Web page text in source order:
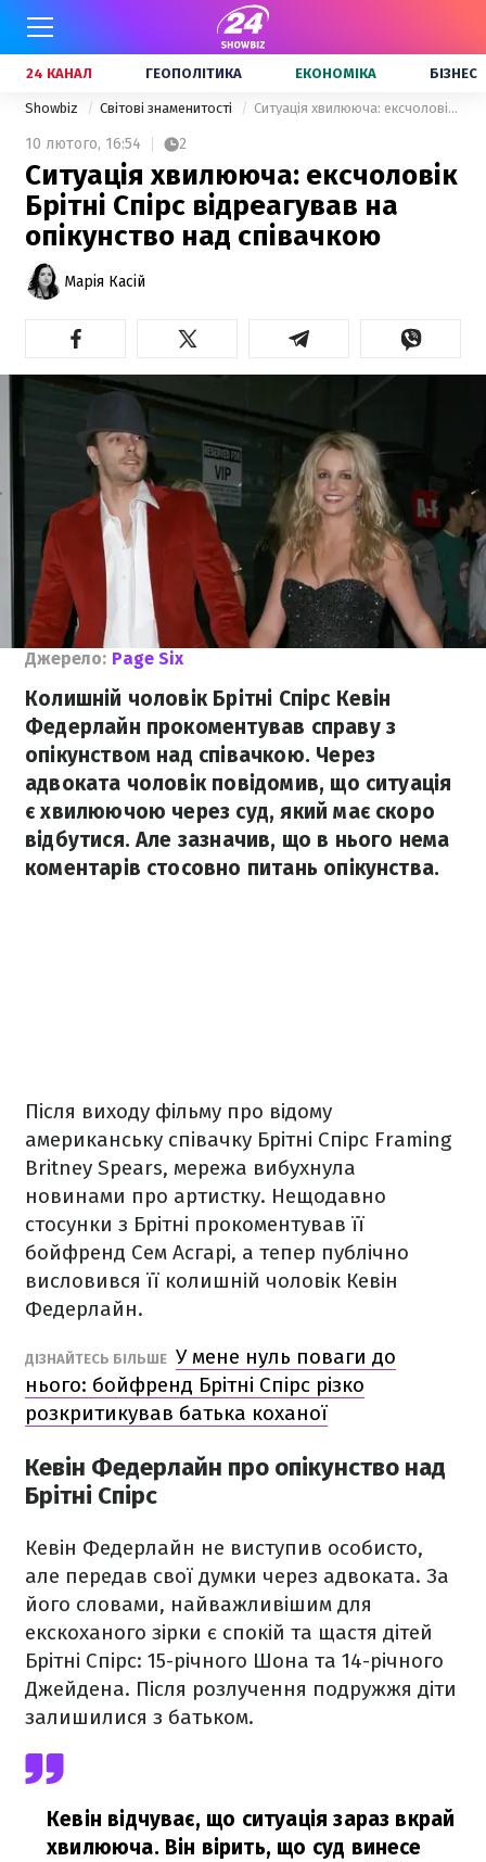
24 КАНАЛ ГЕОПОЛІТИКА ЕКОНОМІКА БІЗНЕС
Showbiz Світові знаменитості Ситуація хвилююча: ексчоловік Брітні Спірс відреагував на опікунство над співачкою
10 лютого, 16:54 2
Ситуація хвилююча: ексчоловік
Брітні Спірс відреагував на
опікунство над співачкою
Марія Касій
Джерело: Page Six
Колишній чоловік Брітні Спірс Кевін
Федерлайн прокоментував справу з
опікунством над співачкою. Через
адвоката чоловік повідомив, що ситуація
є хвилюючою через суд, який має скоро
відбутися. Але зазначив, що в нього нема
коментарів стосовно питань опікунства.
Після виходу фільму про відому
американську співачку Брітні Спірс Framing
Britney Spears, мережа вибухнула
новинами про артистку. Нещодавно
стосунки з Брітні прокоментував її
бойфренд Сем Асгарі, а тепер публічно
висловився її колишній чоловік Кевін
Федерлайн.
ДІЗНАЙТЕСЬ БІЛЬШЕ У мене нуль поваги до
нього: бойфренд Брітні Спірс різко
розкритикував батька коханої
Кевін Федерлайн про опікунство над
Брітні Спірс
Кевін Федерлайн не виступив особисто,
але передав свої думки через адвоката. За
його словами, найважливішим для
екскоханого зірки є спокій та щастя дітей
Брітні Спірс: 15-річного Шона та 14-річного
Джейдена. Після розлучення подружжя діти
залишилися з батьком.
Кевін відчуває, що ситуація зараз вкрай
хвилююча. Він вірить, що суд винесе